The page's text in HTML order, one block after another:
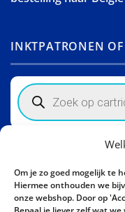
Om je zo goed mogelijk te
Hiermee onthouden we
onze webshop. Door op
INKTPATRONEN
Products
search
Activity Invest BV -
3500 Hasselt - België